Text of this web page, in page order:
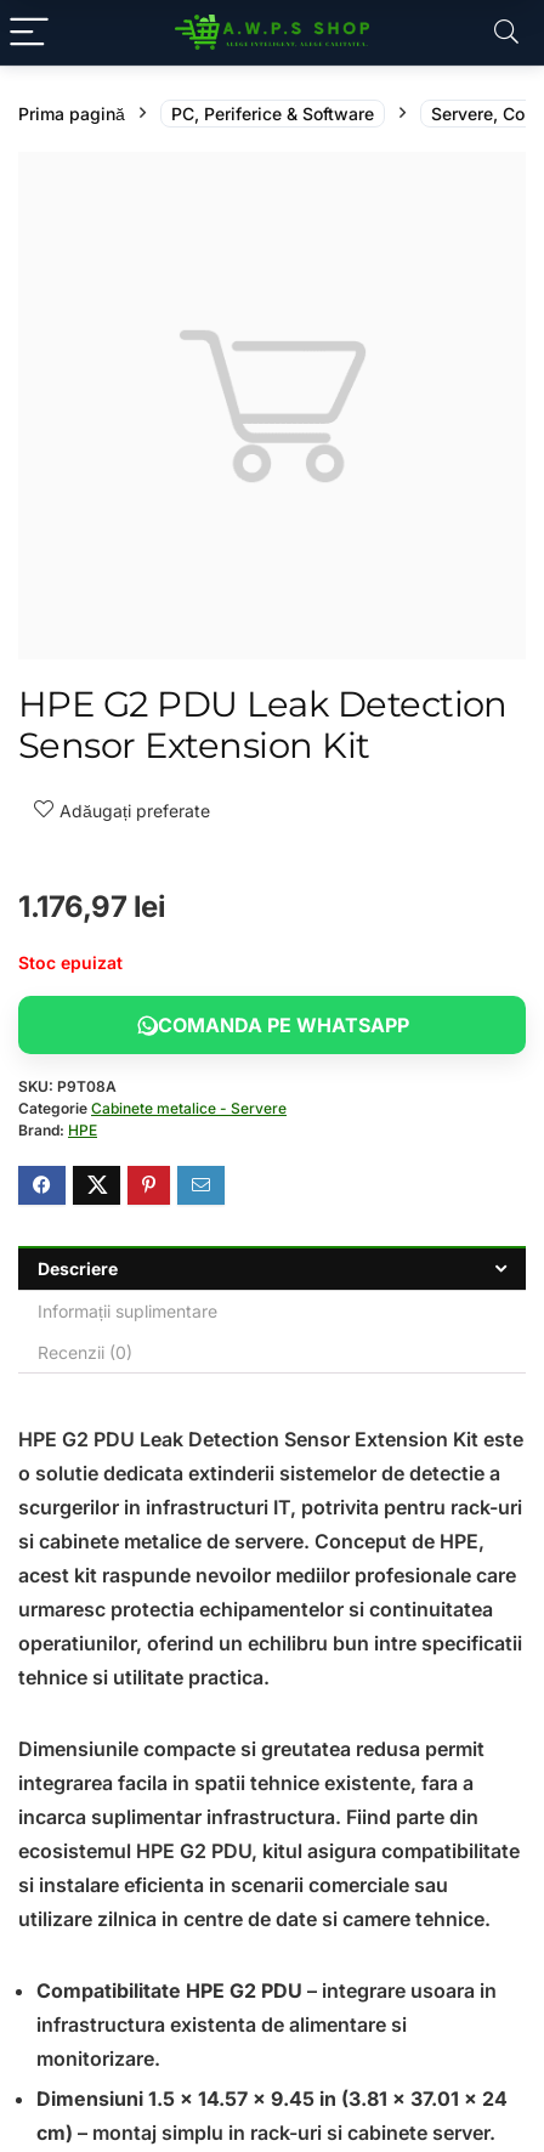
Prima pagină PC, Periferice & Software Servere,
HPE G2 PDU Leak Detection
Sensor Extension Kit
Adăugați preferate
1.176,97 lei
Stoc epuizat
COMANDA PE WHATSAPP
SKU: P9T08A
Categorie Cabinete metalice - Servere
Brand: HPE
Descriere
Informații suplimentare
Recenzii (0)
HPE G2 PDU Leak Detection Sensor Extension Kit este
o solutie dedicata extinderii sistemelor de detectie a
scurgerilor in infrastructuri IT, potrivita pentru rack-uri
si cabinete metalice de servere. Conceput de HPE,
acest kit raspunde nevoilor mediilor profesionale care
urmaresc protectia echipamentelor si continuitatea
operatiunilor, oferind un echilibru bun intre specificatii
tehnice si utilitate practica.
Dimensiunile compacte si greutatea redusa permit
integrarea facila in spatii tehnice existente, fara a
incarca suplimentar infrastructura. Fiind parte din
ecosistemul HPE G2 PDU, kitul asigura compatibilitate
si instalare eficienta in scenarii comerciale sau
utilizare zilnica in centre de date si camere tehnice.
Compatibilitate HPE G2 PDU – integrare usoara in
infrastructura existenta de alimentare si
monitorizare.
Dimensiuni 1.5 x 14.57 x 9.45 in (3.81 x 37.01 x 24
cm) – montaj simplu in rack-uri si cabinete server.